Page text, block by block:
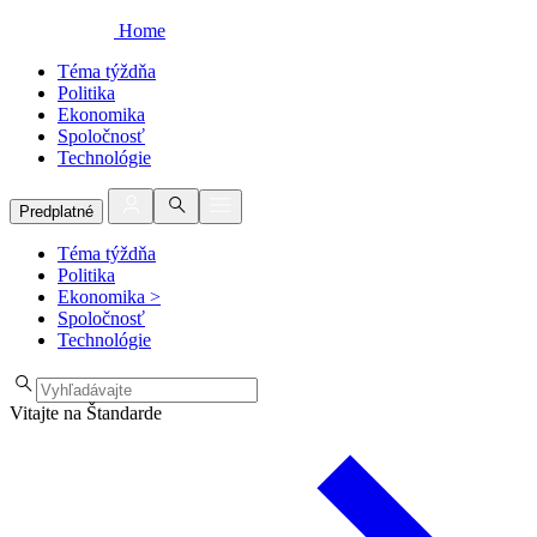
Home
Téma týždňa
Politika
Ekonomika
Spoločnosť
Technológie
Predplatné
Téma týždňa
Politika
Ekonomika >
Spoločnosť
Technológie
Vitajte na Štandarde